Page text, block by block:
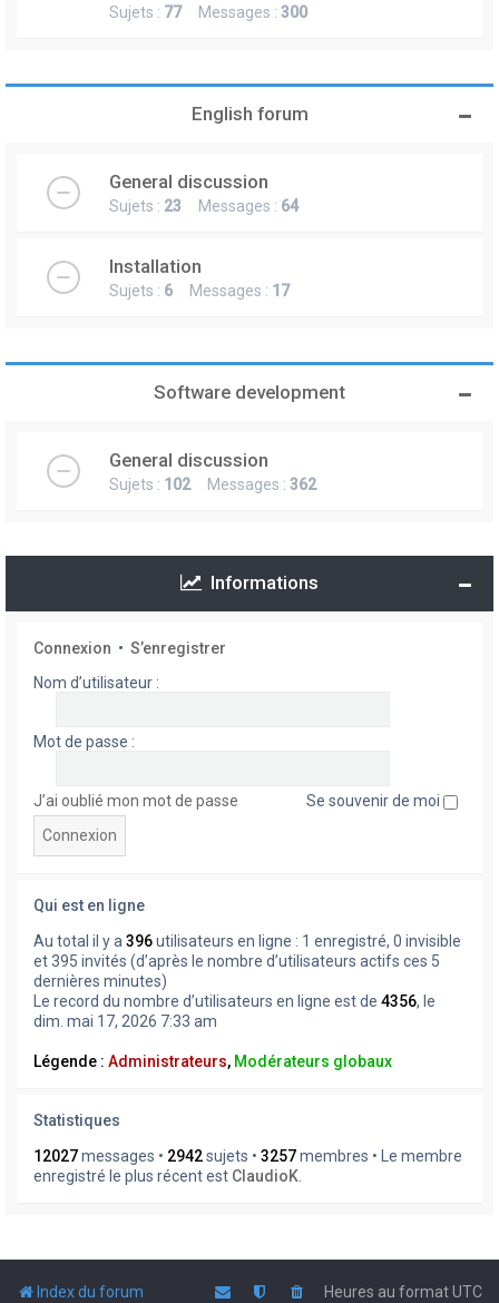
Sujets : 77Messages : 300
English forum
General discussion
Sujets : 23 Messages : 64
Installation
Sujets : 6 Messages : 17
Software development
General discussion
Sujets : 102Messages : 362
Informations
Connexion • S’enregistrer
Nom d’utilisateur :
Mot de passe :
J’ai oublié mon mot de passe Se souvenir de moi
Qui est en ligne
Au total il y a 396utilisateurs en ligne : 1 enregistré, 0 invisible
et 395 invités (d’après le nombre d’utilisateurs actifs ces 5
dernières minutes)
Le record du nombre d’utilisateurs en ligne est de 4356, le
dim. mai 17, 2026 7:33 am
Légende : Administrateurs, Modérateurs globaux
Statistiques
12027messages • 2942sujets • 3257membres • Le membre
enregistré le plus récent est ClaudioK
Index du forum Heures au formatUTC